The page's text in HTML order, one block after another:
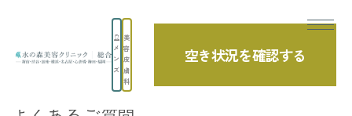
メ
ン
ズ
美
容
皮
膚
科
空き状況を確認する
TOP よくあるご質問
二重埋没法の手術直前までコンタクトレンズ...